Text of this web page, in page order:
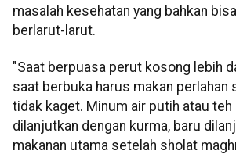
masalah kesehatan yang bahkan
berlarut-larut.
"Saat berpuasa perut kosong lebih
saat berbuka harus makan perlahan
tidak kaget. Minum air putih atau teh
dilanjutkan dengan kurma, baru
makanan utama setelah sholat